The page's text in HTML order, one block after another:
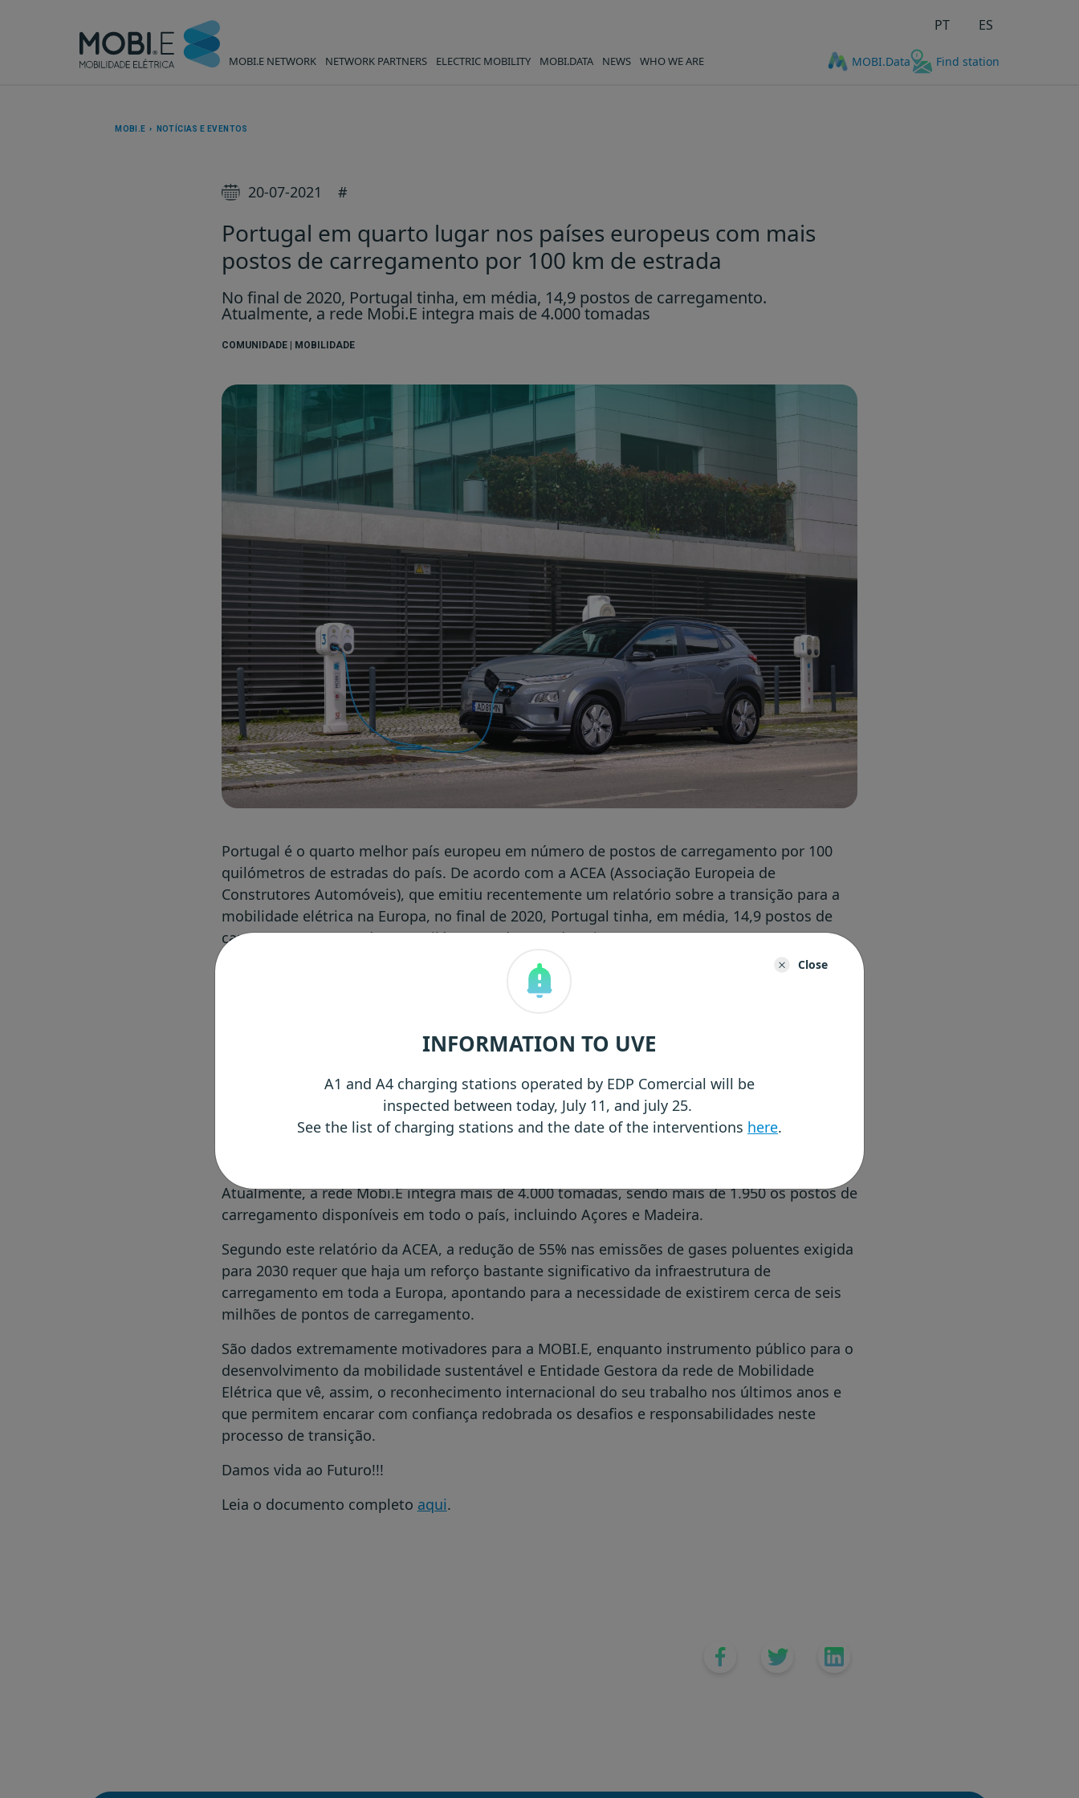
PT ES
MOBI.E NETWORK NETWORK PARTNERS ELECTRIC MOBILITY MOBI.DATA NEWS WHO WE ARE MOBI.Data Find station
MOBI.E › NOTÍCIAS E EVENTOS
20-07-2021 #
Portugal em quarto lugar nos países europeus com mais
postos de carregamento por 100 km de estrada
No final de 2020, Portugal tinha, em média, 14,9 postos de carregamento.
Atualmente, a rede Mobi.E integra mais de 4.000 tomadas
COMUNIDADE | MOBILIDADE
Portugal é o quarto melhor país europeu em número de postos de carregamento por 100
quilómetros de estradas do país. De acordo com a ACEA (Associação Europeia de
Construtores Automóveis), que emitiu recentemente um relatório sobre a transição para a
mobilidade elétrica na Europa, no final de 2020, Portugal tinha, em média, 14,9 postos de
carregamento por cada 100 quilómetros de estrada existentes.
As conclusões deste estudo evidenciam bem o sucesso das políticas que têm vindo a ser
desenvolvidas pelo Governo nos últimos anos, no que respeita ao desenvolvimento da
este dado mais um fator de ajuda à decisão para todos aqueles que estão a pensar em
mudar para esta forma mais sustentável de mobilidade. A mobilidade elétrica em Portugal é
cada vez mais a opção certa, conforme podem já confirmar o cada vez maior número de
Atualmente, a rede Mobi.E integra mais de 4.000 tomadas, sendo mais de 1.950 os postos de
carregamento disponíveis em todo o país, incluindo Açores e Madeira.
Segundo este relatório da ACEA, a redução de 55% nas emissões de gases poluentes exigida
para 2030 requer que haja um reforço bastante significativo da infraestrutura de
carregamento em toda a Europa, apontando para a necessidade de existirem cerca de seis
milhões de pontos de carregamento.
São dados extremamente motivadores para a MOBI.E, enquanto instrumento público para o
desenvolvimento da mobilidade sustentável e Entidade Gestora da rede de Mobilidade
Elétrica que vê, assim, o reconhecimento internacional do seu trabalho nos últimos anos e
que permitem encarar com confiança redobrada os desafios e responsabilidades neste
processo de transição.
Damos vida ao Futuro!!!
Leia o documento completo aqui.
INFORMATION TO UVE
Close
A1 and A4 charging stations operated by EDP Comercial will be
inspected between today, July 11, and july 25.
See the list of charging stations and the date of the interventions here.